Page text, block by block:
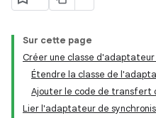
Sur cette page
Créer une classe
Étendre la classe de
Ajouter le code de transfert
Lier l'adaptateur de